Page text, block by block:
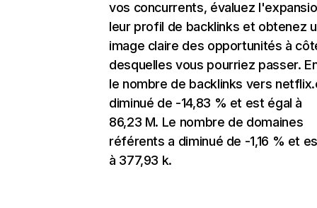
vos concurrents, évaluez
leur profil de backlinks et obtenez
image claire des opportunités à
desquelles vous pourriez passer.
le nombre de backlinks vers
diminué de -14,83 % et est égal à
86,23 M. Le nombre de domaines
référents a diminué de -1,16 % et
à 377,93 k.